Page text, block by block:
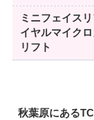
ミニフェイス
イヤルマイクロ
リフト
秋葉原にある